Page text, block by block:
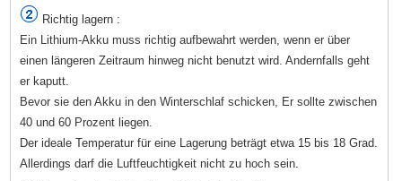
Richtig lagern :
Ein Lithium-Akku muss richtig aufbewahrt werden, wenn er über
einen längeren Zeitraum hinweg nicht benutzt wird. Andernfalls geht
er kaputt.
Bevor sie den Akku in den Winterschlaf schicken, Er sollte zwischen
40 und 60 Prozent liegen.
Der ideale Temperatur für eine Lagerung beträgt etwa 15 bis 18 Grad.
Allerdings darf die Luftfeuchtigkeit nicht zu hoch sein.